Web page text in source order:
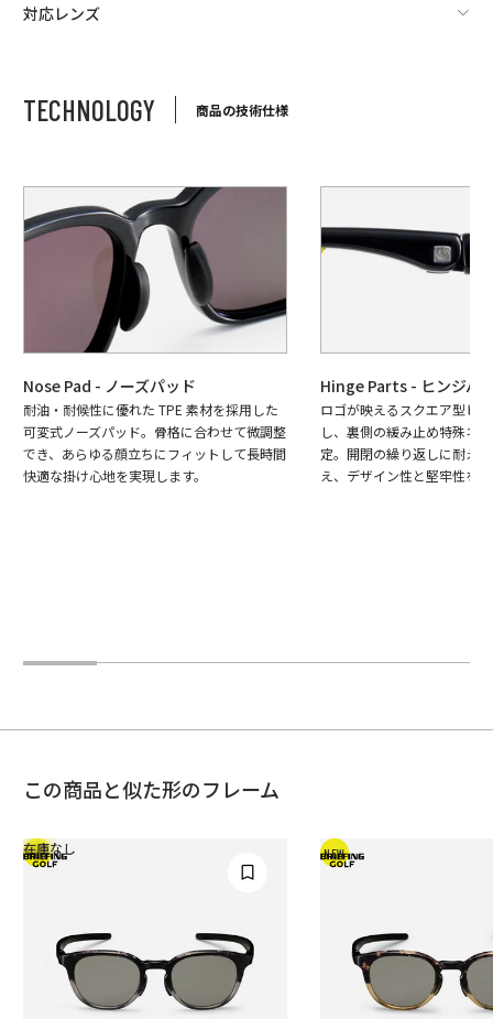
対応レンズ
TECHNOLOGY 商品の技術仕様
Nose Pad - ノーズパッド
耐油・耐候性に優れた TPE 素材を採用した
可変式ノーズパッド。骨格に合わせて微調整
でき、あらゆる顔立ちにフィットして長時間
快適な掛け心地を実現します。
Hinge Parts - ヒンジパ
ロゴが映えるスクエア型ヒ
し、裏側の緩み止め特殊ネ
定。開閉の繰り返しに耐え
え、デザイン性と堅牢性を
この商品と似た形のフレーム
NEW
在庫なし NEW